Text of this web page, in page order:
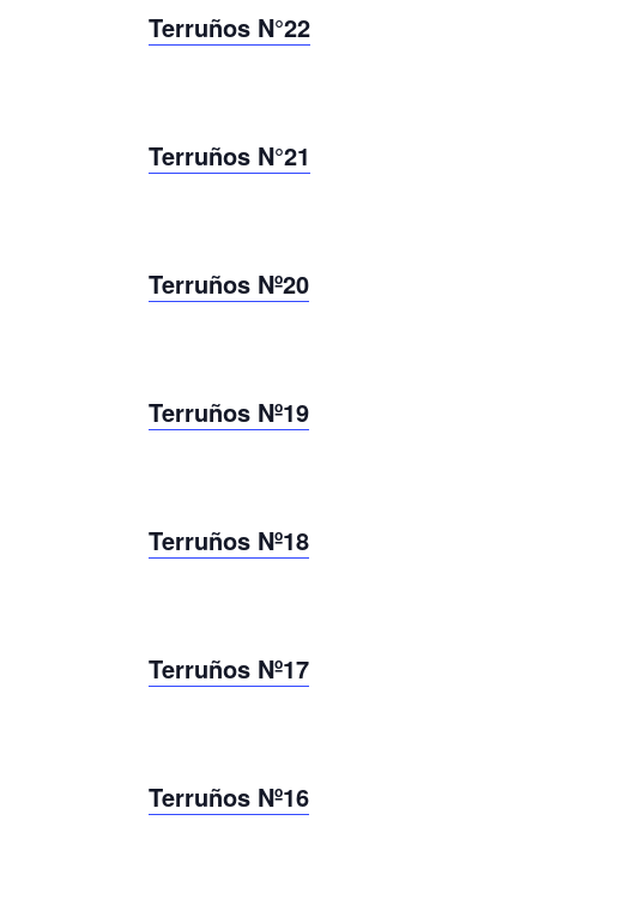
Terruños N°22
Terruños N°21
Terruños Nº20
Terruños Nº19
Terruños Nº18
Terruños Nº17
Terruños Nº16